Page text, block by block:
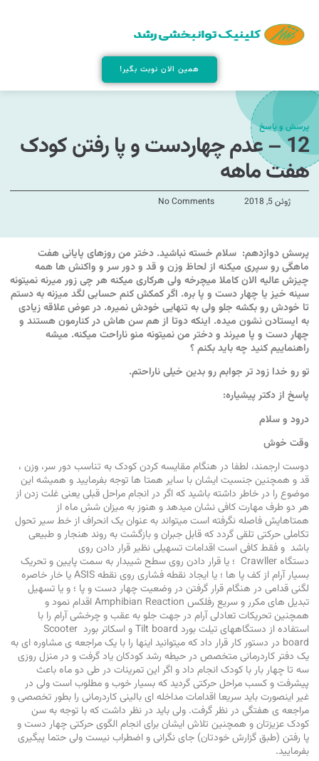
همین الان نوبت بگیر!
پرسش و پاسخ
12 – عدم چهاردست و پا رفتن کودک
هفت ماهه
ژوئن 5, 2018 No Comments
پرسش دوازدهم: سلام خسته نباشید. دختر من روزهای پایانی هفت
ماهگی رو سپری میکنه از لحاظ وزن و قد و دور سر و واکنش ها همه
چیزش عالیه الان کاملا میچرخه ولی هرکاری میکنه هر چی زور میرنه نمیتونه
سینه خیز یا چهار دست و پا بره. اگر کمکش کنم حسابی لگد میزنه به دستم
تا خودش رو بکشه جلو ولی به تنهایی خودش نمیره. در عوض علاقه زیادی
به ایستادن نشون میده. اینکه دوتا از هم سن هاش در کنارمون هستند و
چهار دست و پا میرند و دختر من نمیتونه منو ناراحت میکنه. میشه
راهنماییم کنید چه باید بکنم ؟
تو رو خدا زود تر جوابم رو بدین خیلی ناراحتم.
پاسخ از دکتر پیشیاره:
درود و سلام
وقت خوش
دوست ارجمند، لطفا در هنگام مقایسه کردن کودک به تناسب دور سر، وزن ،
قد و همچنین جنسیت ایشان با سایر همتا ها توجه بفرمایید و همیشه این
موضوع را در خاطر داشته باشید که اگر در انجام مراحل قبلی یعنی غلت زدن از
هر دو طرف مهارت کافی نشان میدهد و هنوز به میزان شش ماه از
همتاهایش فاصله نگرفته است میتواند به عنوان یک انحراف از خط سیر تحول
تکاملی حرکتی تلقی گردد که قابل جبران و بازگشت به روند هنجار و طبیعی
باشد و فقط کافی است اقدامات تسهیلی نظیر قرار دادن روی
دستگاه Crawller ؛ یا قرار دادن روی سطح شیبدار به سمت پایین و تحریک
بسیار آرام از کف پا ها ؛ یا ایجاد نقطه فشاری روی نقطه ASIS یا خار خاصره
لگنی قدامی در هنگام قرار گرفتن در وضعیت چهار دست و پا ؛ و یا تسهیل
تبدیل های مکرر و سریع رفلکس Amphibian Reaction اقدام نمود و
همچنین تحریکات تعادلی آرام در جهت جلو به عقب و چرخشی آرام را با
استفاده از دستگاههای تیلت بورد Tilt board و اسکاتر بورد Scooter
board در دستور کار قرار داد که میتوانید اینها را با یک مراجعه ی مشاوره ای به
یک دفتر کاردرمانی متخصص در حیطه رشد کودکان یاد گرفت و در منزل روزی
سه تا چهار بار با کودک انجام داد و اگر این تمرینات در طی دو ماه باعث
پیشرفت و کسب مراحل حرکتی گردید که بسیار خوب و مطلوب است ولی در
غیر اینصورت باید سریعا اقدامات مداخله ای بالینی کاردرمانی را بطور تخصصی و
مراجعه ی هفتگی در نظر گرفت. ولی باید در نظر داشت که با توجه به سن
کودک عزیزتان و همچنین تلاش ایشان برای انجام الگوی حرکتی چهار دست و
پا رفتن (طبق گزارش خودتان) جای نگرانی و اضطراب نیست ولی حتما پیگیری
بفرمایید.